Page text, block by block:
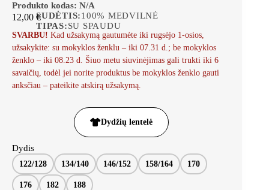
Produkto kodas: N/A
SUDĖTIS:100% MEDVILNĖ
TIPAS:SU SPAUDU
12,00 €
SVARBU! Kad užsakymą gautumėte iki rugsėjo 1-osios,
užsakykite: su mokyklos ženklu – iki 07.31 d.; be mokyklos
ženklo – iki 08.23 d. Šiuo metu siuvinėjimas gali trukti iki 6
savaičių, todėl jei norite produktus be mokyklos ženklo gauti
anksčiau – pateikite atskirą užsakymą.
Dydžių lentelė
Dydis
122/128 134/140 146/152 158/164 170
176 182 188